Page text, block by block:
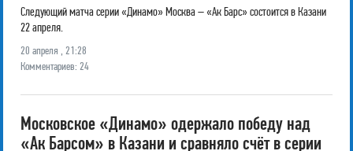
Следующий матча серии «Динамо» Москва – «Ак Барс» состоится в Казани
22 апреля.
20 апреля , 21:28
Комментариев: 24
Московское «Динамо» одержало победу над
«Ак Барсом» в Казани и сравняло счёт в серии